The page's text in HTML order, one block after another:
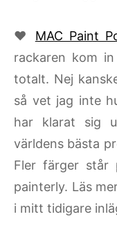
♥ MAC Paint
rackaren kom
totalt. Nej
så vet jag inte
har klarat sig
världens bästa
Fler färger står
painterly. Läs
i mitt tidigare